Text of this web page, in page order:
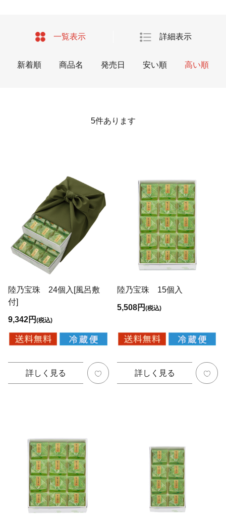
一覧表示 詳細表示
新着順 商品名 発売日 安い順 高い順
5件あります
陸乃宝珠 24個入[風呂敷
付]
9,342円(税込)
詳しく見る
陸乃宝珠 15個入
5,508円(税込)
詳しく見る